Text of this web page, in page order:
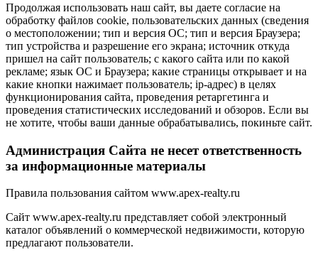
Продолжая использовать наш сайт, вы даете согласие на
обработку файлов cookie, пользовательских данных (сведения
о местоположении; тип и версия ОС; тип и версия Браузера;
тип устройства и разрешение его экрана; источник откуда
пришел на сайт пользователь; с какого сайта или по какой
рекламе; язык ОС и Браузера; какие страницы открывает и на
какие кнопки нажимает пользователь; ip-адрес) в целях
функционирования сайта, проведения ретаргетинга и
проведения статистических исследований и обзоров. Если вы
не хотите, чтобы ваши данные обрабатывались, покиньте сайт.
Администрация Сайта не несет ответственность
за информационные материалы
Правила пользования сайтом www.apex-realty.ru
Сайт www.apex-realty.ru представляет собой электронный
каталог объявлений о коммерческой недвижимости, которую
предлагают пользователи.